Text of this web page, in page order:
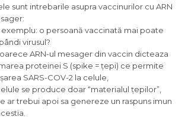
sunt intrebarile asupra vaccinurilor cu ARN
exemplu: o persoană vaccinată mai poate
virusul?
ARN-ul mesager din vaccin dicteaza
proteinei S (spike = țepi) ce permite
SARS-COV-2 la celule,
se produce doar “materialul țepilor”,
ar trebui apoi sa genereze un raspuns imun